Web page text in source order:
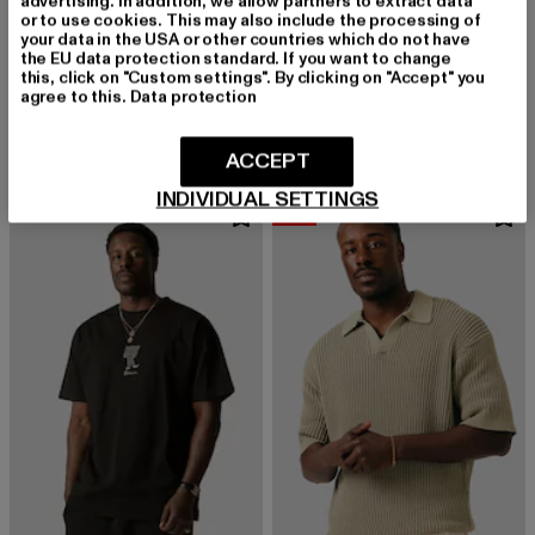
BLKVIS
Full Zip
BLKVIS
Patchwork
-10%
or to use cookies. This may also include the processing of
your data in the USA or other countries which do not have
the EU data protection standard. If you want to change
this, click on "Custom settings". By clicking on "Accept" you
agree to this. Data protection
INDIVIDUAL SETTINGS
ACCEPT